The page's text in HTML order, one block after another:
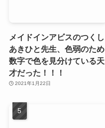
メイドインアビスのつくし
あきひと先生、色弱のため
数字で色を見分けている天
才だった！！！
2021年1月22日